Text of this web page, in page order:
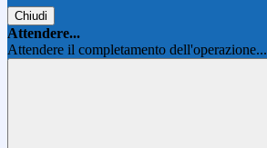
Chiudi
Attendere...
Attendere il completamento dell'operazione...